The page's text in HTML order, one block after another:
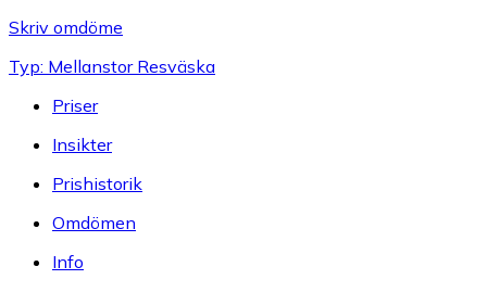
Skriv omdöme
Typ: Mellanstor Resväska
Priser
Insikter
Prishistorik
Omdömen
Info